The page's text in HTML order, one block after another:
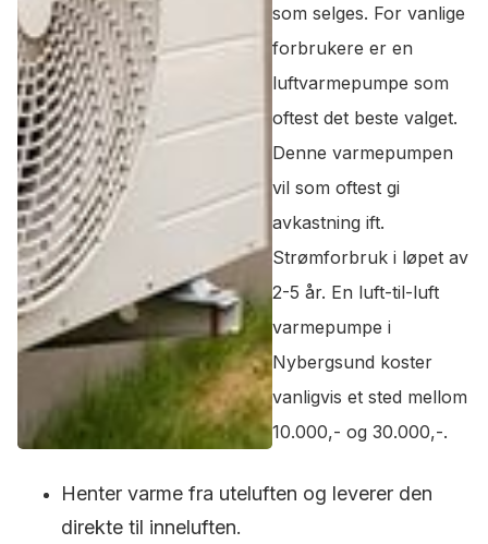
som selges. For vanlige
forbrukere er en
luftvarmepumpe som
oftest det beste valget.
Denne varmepumpen
vil som oftest gi
avkastning ift.
Strømforbruk i løpet av
2-5 år. En luft-til-luft
varmepumpe i
Nybergsund koster
vanligvis et sted mellom
10.000,- og 30.000,-.
Henter varme fra uteluften og leverer den
direkte til inneluften.